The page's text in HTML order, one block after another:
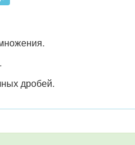
дробей.